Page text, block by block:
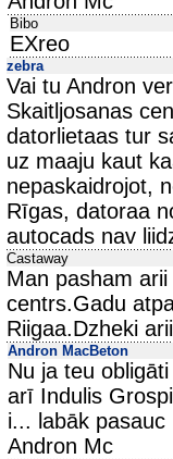
Bibo
EXreo
zebra
Vai tu Andron
Skaitljosanas
datorlietaas tur
uz maaju kaut
nepaskaidrojot,
Rīgas, datoraa
autocads nav
Castaway
Man pasham
centrs.Gadu
Riigaa.Dzheki
Andron MacBeton
Nu ja teu
arī Indulis
i... labāk pasauc
Andron Mc